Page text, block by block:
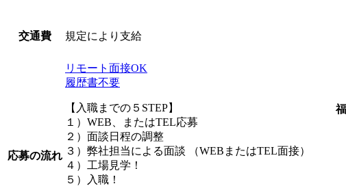
交通費 規定により支給
応募の流れ
リモート面接OK
履歴書不要
【入職までの５STEP】
１）WEB、またはTEL応募
２）面談日程の調整
３）弊社担当による面談 （WEBまたはTEL面接）
４）工場見学！
５）入職！